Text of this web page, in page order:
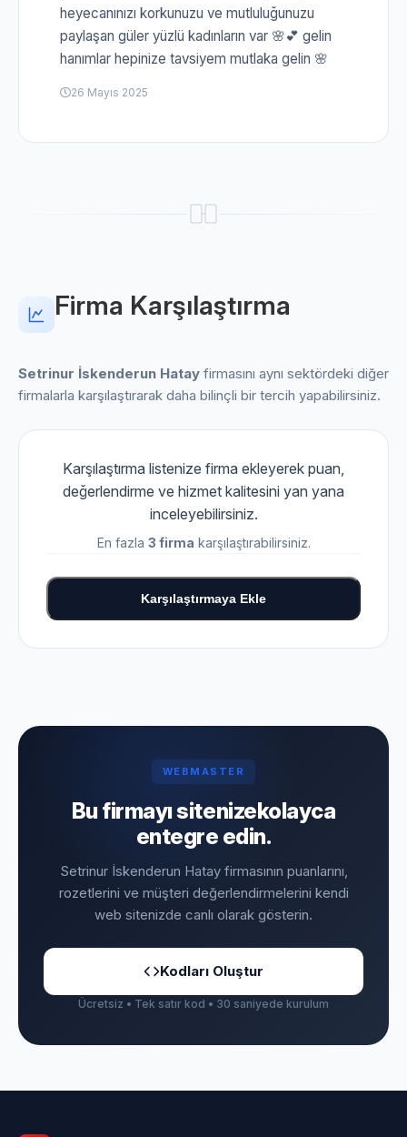
heyecanınızı korkunuzu ve mutluluğunuzu
paylaşan güler yüzlü kadınların var 🌸💕 gelin
hanımlar hepinize tavsiyem mutlaka gelin 🌸
26 Mayıs 2025
Firma Karşılaştırma
Setrinur İskenderun Hatay firmasını aynı sektördeki diğer
firmalarla karşılaştırarak daha bilinçli bir tercih yapabilirsiniz.
Karşılaştırma listenize firma ekleyerek puan,
değerlendirme ve hizmet kalitesini yan yana
inceleyebilirsiniz.
En fazla 3 firma karşılaştırabilirsiniz.
Karşılaştırmaya Ekle
WEBMASTER
Bu firmayı sitenizekolayca
entegre edin.
Setrinur İskenderun Hatay firmasının puanlarını,
rozetlerini ve müşteri değerlendirmelerini kendi
web sitenizde canlı olarak gösterin.
Kodları Oluştur
Ücretsiz • Tek satır kod • 30 saniyede kurulum